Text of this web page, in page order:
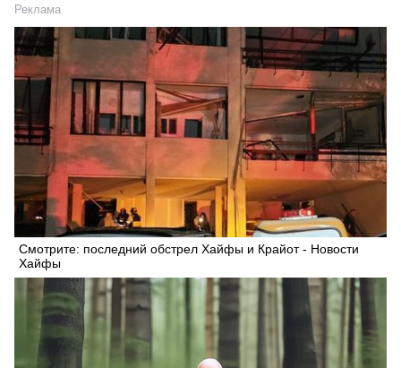
Реклама
Смотрите: последний обстрел Хайфы и Крайот - Новости
Хайфы